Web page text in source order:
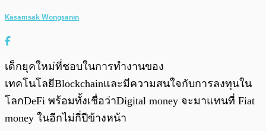
Kasamsak Wongsanin
เด็กยุคใหม่ที่ชอบในการทำงานของ
เทคโนโลยีBlockchainและมีความสนใจกับการลงทุนใน
โลกDeFi พร้อมทั้งเชื่อว่าDigital money จะมาแทนที่ Fiat
money ในอีกไม่กี่ปีข้างหน้า